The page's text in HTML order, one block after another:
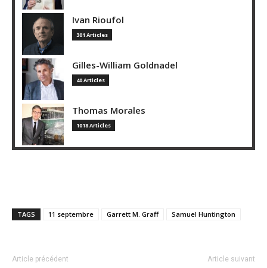
Ivan Rioufol
301 Articles
Gilles-William Goldnadel
40 Articles
Thomas Morales
1018 Articles
TAGS 11 septembre Garrett M. Graff Samuel Huntington
Article précédent Article suivant